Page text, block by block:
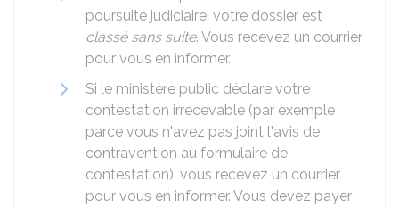
poursuite judiciaire, votre dossier est
classé sans suite. Vous recevez un courrier
pour vous en informer.
Si le ministère public déclare votre
contestation irrecevable (par exemple
parce vous n'avez pas joint l'avis de
contravention au formulaire de
contestation), vous recevez un courrier
pour vous en informer. Vous devez payer